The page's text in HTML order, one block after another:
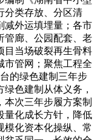
分类存放、分区清
减外运填埋量；各市
管廊、公园配套、老
目当场破裂再生骨料
市管网；聚焦工程全
的绿色建制三年步
色建制从体义务，
次三年步履方案制
量化成长方针，降低
模化资本化操纵、常